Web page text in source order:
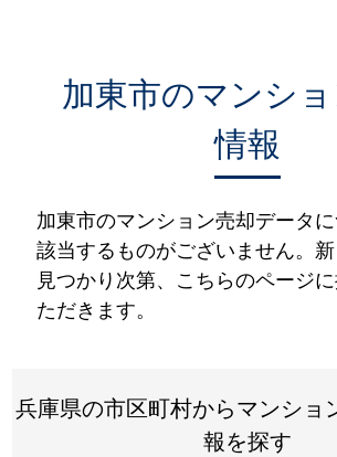
加東市のマンシ
情報
加東市のマンション売却データ
該当するものがございません。
見つかり次第、こちらのページ
ただきます。
兵庫県の市区町村からマンショ
報を探す